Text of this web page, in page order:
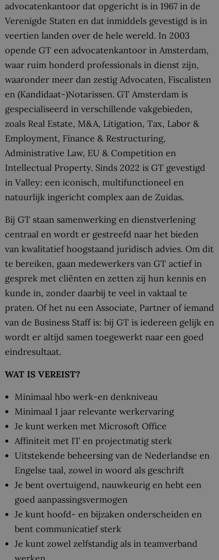
advocatenkantoor dat opgericht is in 1967 in de
Verenigde Staten en dat inmiddels gevestigd is in
veertien landen over de hele wereld. In 2003
opende GT een advocatenkantoor in Amsterdam,
waar ruim honderd professionals in dienst zijn,
waaronder meer dan zestig Advocaten, Fiscalisten
en (Kandidaat-)Notarissen. GT Amsterdam is
gespecialiseerd in verschillende vakgebieden,
zoals Real Estate, M&A, Litigation, Tax, Labor &
Employment, Finance & Restructuring,
Administrative Law, EU & Competition en
Intellectual Property. Sinds 2022 is GT gevestigd
in Valley: een iconisch, multifunctioneel en
natuurlijk ingericht complex aan de Zuidas.
Bij GT staan samenwerking en dienstverlening
centraal en wordt er gestreefd naar het bieden
van kwalitatief hoogstaand juridisch advies. Om dit
te bereiken, gaan medewerkers van GT actief in
gesprek met cliënten en zetten zij hun kennis en
kunde in, zonder daarbij te veel in vaktaal te
praten. Of het nu een Associate, Partner of iemand
van de Business Staff is: bij GT is iedereen gelijk en
wordt er altijd samen toegewerkt naar een goed
eindresultaat.
WAT IS VEREIST?
Minimaal hbo werk-en denkniveau
Minimaal 1 jaar relevante werkervaring
Je kunt werken met Microsoft Office
Affiniteit met IT en projectmatig sterk
Uitstekende beheersing van de Nederlandse en
Engelse taal, zowel in woord als geschrift
Je bent overtuigend, nauwkeurig en hebt een
goed aanpassingsvermogen
Je kunt hoofd- en bijzaken onderscheiden en
bent communicatief sterk
Je kunt zowel zelfstandig als in teamverband